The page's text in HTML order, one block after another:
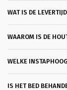
totdat
heel
een
en
WAT IS DE
WAAROM IS DE
WELKE
IS HET BED